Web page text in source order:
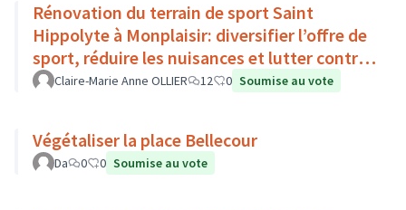
Rénovation du terrain de sport Saint
Hippolyte à Monplaisir: diversifier l’offre de
sport, réduire les nuisances et lutter contre
l’îlot de chaleur
Claire-Marie Anne OLLIER 12 0 Soumise au vote
Végétaliser la place Bellecour
Da 0 0 Soumise au vote